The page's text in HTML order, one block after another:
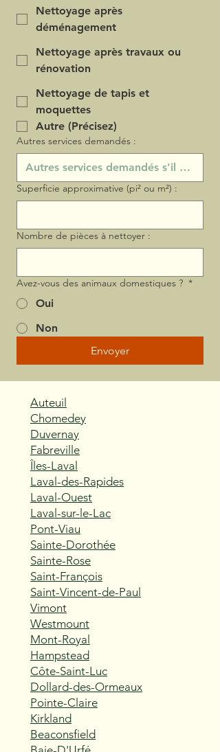
Nettoyage après
déménagement
Nettoyage après travaux ou
rénovation
Nettoyage de tapis et
moquettes
Autre (Précisez)
Autres services demandés :
Superficie approximative (pi² ou m²) :
Nombre de pièces à nettoyer :
Avez-vous des animaux domestiques ? *
Oui
Non
Envoyer
Auteuil
Chomedey
Duvernay
Fabreville
Îles-Laval
Laval-des-Rapides
Laval-Ouest
Laval-sur-le-Lac
Pont-Viau
Sainte-Dorothée
Sainte-Rose
Saint-François
Saint-Vincent-de-Paul
Vimont
Westmount
Mont-Royal
Hampstead
Côte-Saint-Luc
Dollard-des-Ormeaux
Pointe-Claire
Kirkland
Beaconsfield